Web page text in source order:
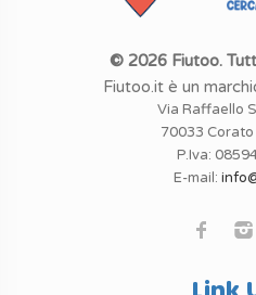
© 2026 Fiutoo.
Fiutoo.it è un
Via Raffaello
70033 Corato
P.Iva:
E-mail:
Link